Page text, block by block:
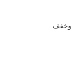
وخفف